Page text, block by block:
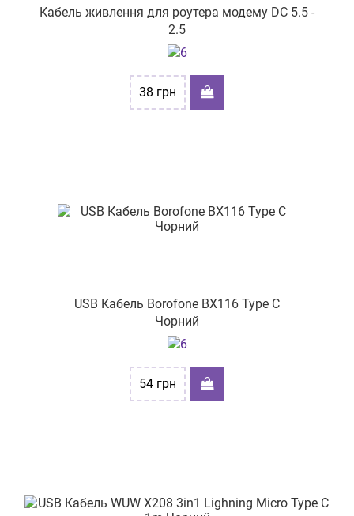
Кабель живлення для роутера модему DC 5.5 -
2.5
38 грн
USB Кабель Borofone BX116 Type C
Чорний
54 грн